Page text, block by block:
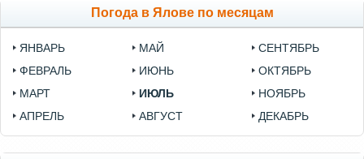
Погода в Ялове по месяцам
ЯНВАРЬ
ФЕВРАЛЬ
МАРТ
АПРЕЛЬ
МАЙ
ИЮНЬ
ИЮЛЬ
АВГУСТ
СЕНТЯБРЬ
ОКТЯБРЬ
НОЯБРЬ
ДЕКАБРЬ